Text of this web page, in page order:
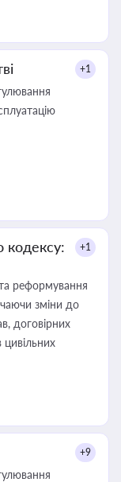
+1
кодексу:
+1
реформування
зміни до
договірних
цивільних
+9